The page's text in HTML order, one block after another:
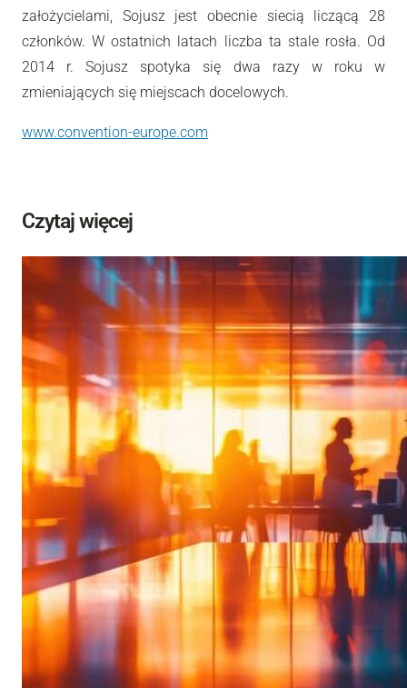
założycielami, Sojusz jest obecnie siecią liczącą 28
członków. W ostatnich latach liczba ta stale rosła. Od
2014 r. Sojusz spotyka się dwa razy w roku w
zmieniających się miejscach docelowych.
www.convention-europe.com
Czytaj więcej